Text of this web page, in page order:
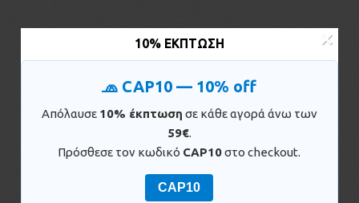
10% ΈΚΠΤΩΣΗ
🧢 CAP10 — 10% off
Απόλαυσε 10% έκπτωση σε κάθε αγορά άνω των
59€.
Πρόσθεσε τον κωδικό CAP10στο checkout.
CAP10
×